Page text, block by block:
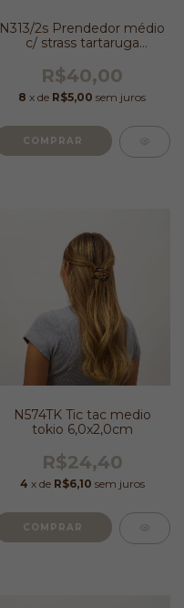
N313/2s Prendedor médio
c/ strass tartaruga
R$40,00
8 x de R$5,00 sem juros
N574TK Tic tac medio
tokio 6,0x2,0cm
R$24,40
4 x de R$6,10 sem juros